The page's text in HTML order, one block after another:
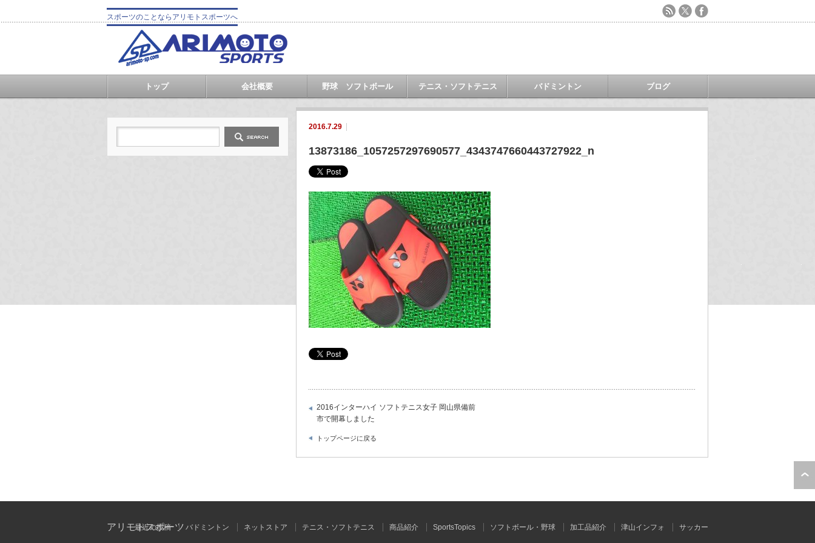
スポーツのことならアリモトスポーツへ
トップ 会社概要 野球 ソフトボール テニス・ソフトテニス バドミントン ブログ
2016.7.29
13873186_1057257297690577_4343747660443727922_n
2016インターハイ ソフトテニス女子 岡山県備前
市で開幕しました
トップページに戻る
アリモトスポーツ
最近の投稿 バドミントン ネットストア テニス・ソフトテニス 商品紹介 SportsTopics ソフトボール・野球 加工品紹介 津山インフォ サッカー